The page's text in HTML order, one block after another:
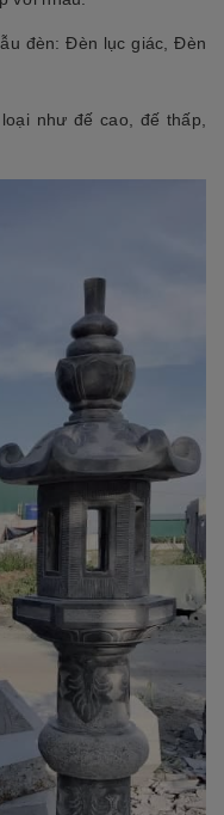
đèn: Đèn lục giác, Đèn
như đế cao, đế thấp,